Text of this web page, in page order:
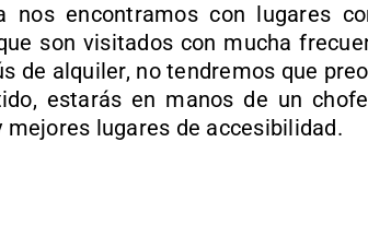
nos encontramos con lugares
son visitados con mucha
de alquiler, no tendremos que
estarás en manos de un
mejores lugares de accesibilidad.